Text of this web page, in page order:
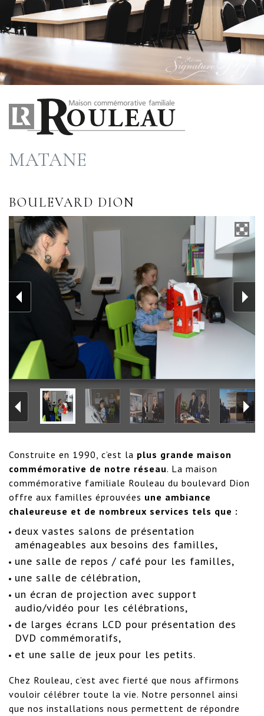
MATANE
BOULEVARD DION
Construite en 1990, c’est la plus grande maison
commémorative de notre réseau. La maison
commémorative familiale Rouleau du boulevard Dion
offre aux familles éprouvées une ambiance
chaleureuse et de nombreux services tels que :
deux vastes salons de présentation
aménageables aux besoins des familles,
une salle de repos / café pour les familles,
une salle de célébration,
un écran de projection avec support
audio/vidéo pour les célébrations,
de larges écrans LCD pour présentation des
DVD commémoratifs,
et une salle de jeux pour les petits.
Chez Rouleau, c’est avec fierté que nous affirmons
vouloir célébrer toute la vie. Notre personnel ainsi
que nos installations nous permettent de répondre